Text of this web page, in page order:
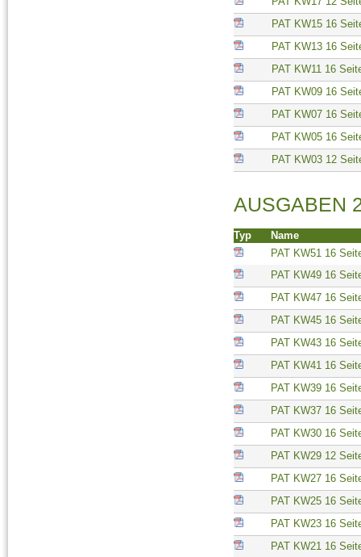
PAT KW15 16
PAT KW13 16
PAT KW11 16
PAT KW09 16
PAT KW07 16
PAT KW05 16
PAT KW03 12
AUSGABEN
Typ
Name
PAT KW51 16
PAT KW49 16
PAT KW47 16
PAT KW45 16
PAT KW43 16
PAT KW41 16
PAT KW39 16
PAT KW37 16
PAT KW30 16
PAT KW29 12
PAT KW27 16
PAT KW25 16
PAT KW23 16
PAT KW21 16